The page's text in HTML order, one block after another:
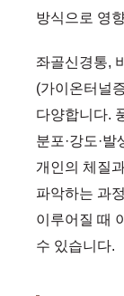
방식으로 영
좌골신경통,
(가이온터널
다양합니다.
분포·강도·
개인의 체질
파악하는 과
이루어질 때
수 있습니다.